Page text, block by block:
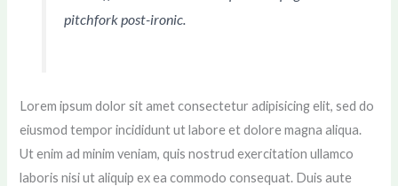
pitchfork post-ironic.
Lorem ipsum dolor sit amet consectetur adipisicing elit, sed do
eiusmod tempor incididunt ut labore et dolore magna aliqua.
Ut enim ad minim veniam, quis nostrud exercitation ullamco
laboris nisi ut aliquip ex ea commodo consequat. Duis aute